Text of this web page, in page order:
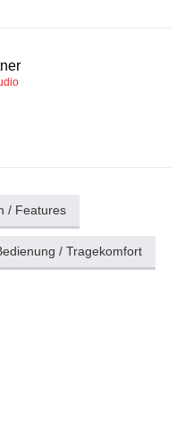
/ Features
/ Tragekomfort